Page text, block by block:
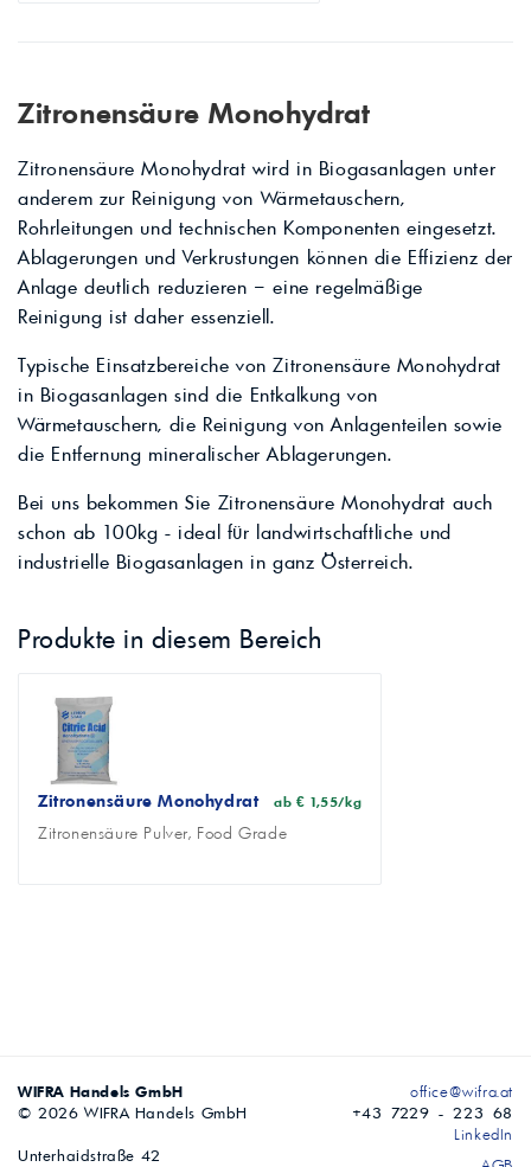
Zitronensäure Monohydrat
Zitronensäure Monohydrat wird in Biogasanlagen unter
anderem zur Reinigung von Wärmetauschern,
Rohrleitungen und technischen Komponenten eingesetzt.
Ablagerungen und Verkrustungen können die Effizienz der
Anlage deutlich reduzieren – eine regelmäßige
Reinigung ist daher essenziell.
Typische Einsatzbereiche von Zitronensäure Monohydrat
in Biogasanlagen sind die Entkalkung von
Wärmetauschern, die Reinigung von Anlagenteilen sowie
die Entfernung mineralischer Ablagerungen.
Bei uns bekommen Sie Zitronensäure Monohydrat auch
schon ab 100kg - ideal für landwirtschaftliche und
industrielle Biogasanlagen in ganz Österreich.
Produkte in diesem Bereich
Zitronensäure Monohydrat ab € 1,55/kg
Zitronensäure Pulver, Food Grade
WIFRA Handels GmbH
© 2026 WIFRA Handels GmbH
Unterhaidstraße 42
office@wifra.at
+43 7229 - 223 68
LinkedIn